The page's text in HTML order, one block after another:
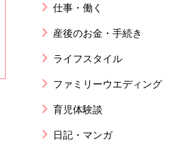
仕事・働く
産後のお金・手続き
ライフスタイル
ファミリーウエディング
育児体験談
日記・マンガ